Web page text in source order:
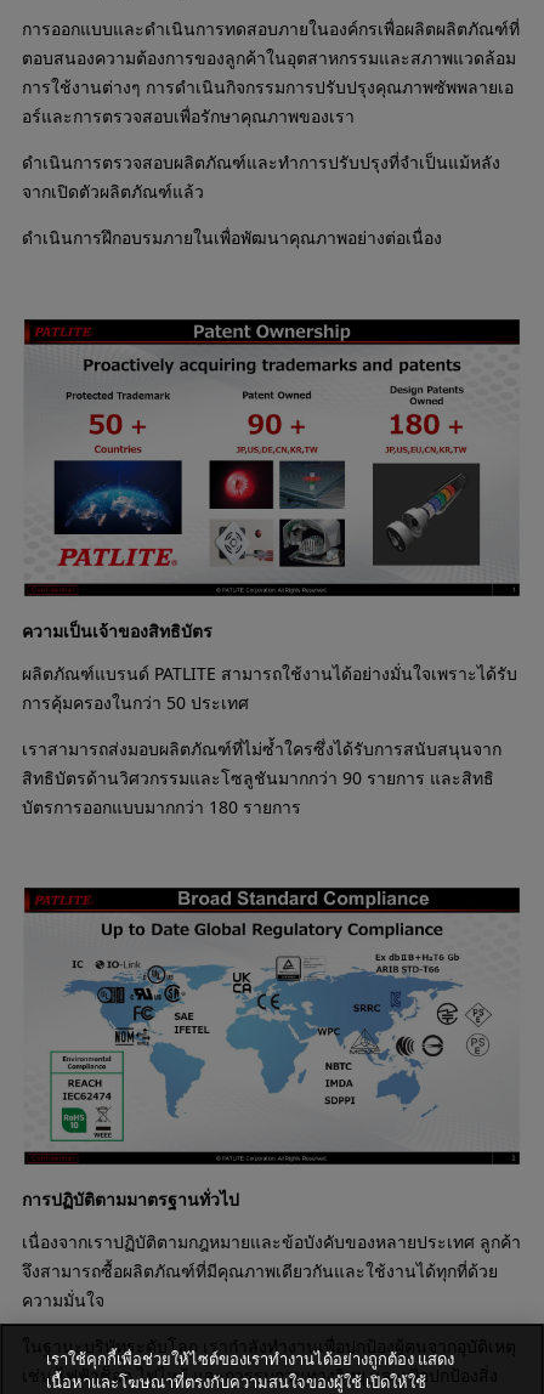
การออกแบบและดำเนินการทดสอบภายในองค์กรเพื่อผลิตผลิตภัณฑ์ที่
ตอบสนองความต้องการของลูกค้าในอุตสาหกรรมและสภาพแวดล้อม
การใช้งานต่างๆ การดำเนินกิจกรรมการปรับปรุงคุณภาพซัพพลายเอ
อร์และการตรวจสอบเพื่อรักษาคุณภาพของเรา
ดำเนินการตรวจสอบผลิตภัณฑ์และทำการปรับปรุงที่จำเป็นแม้หลัง
จากเปิดตัวผลิตภัณฑ์แล้ว
ดำเนินการฝึกอบรมภายในเพื่อพัฒนาคุณภาพอย่างต่อเนื่อง
ความเป็นเจ้าของสิทธิบัตร
ผลิตภัณฑ์แบรนด์ PATLITE สามารถใช้งานได้อย่างมั่นใจเพราะได้รับ
การคุ้มครองในกว่า 50 ประเทศ
เราสามารถส่งมอบผลิตภัณฑ์ที่ไม่ซ้ำใครซึ่งได้รับการสนับสนุนจาก
สิทธิบัตรด้านวิศวกรรมและโซลูชันมากกว่า 90 รายการ และสิทธิ
บัตรการออกแบบมากกว่า 180 รายการ
การปฏิบัติตามมาตรฐานทั่วไป
เนื่องจากเราปฏิบัติตามกฎหมายและข้อบังคับของหลายประเทศ ลูกค้า
จึงสามารถซื้อผลิตภัณฑ์ที่มีคุณภาพเดียวกันและใช้งานได้ทุกที่ด้วย
ความมั่นใจ
ในฐานะบริษัทระดับโลก เรากำลังทำงานเพื่อปกป้องผู้คนจากอุบัติเหตุ
เช่น ไฟฟ้าช็อต ไฟไหม้ และการรบกวนทางวิทยุ และเพื่อปกป้องสิ่ง
เราใช้คุกกี้เพื่อช่วยให้ไซต์ของเราทำงานได้อย่างถูกต้อง แสดง
เนื้อหาและโฆษณาที่ตรงกับความสนใจของผู้ใช้ เปิดให้ใช้